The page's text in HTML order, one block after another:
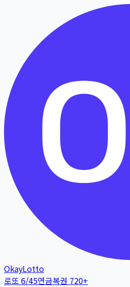
OkayLotto
로또 6/45연금복권 720+